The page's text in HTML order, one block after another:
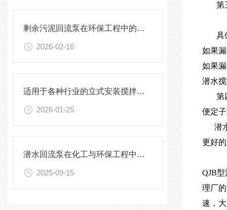
剩余污泥回流泵在环保工程中的应用前景
2026-02-16
适用于各种行业的立式安装搅拌机选型指南
2026-01-25
潜水回流泵在化工与环保工程中的关键作用
2025-09-15
第三
具体
如果
如果
潜水
第四
便定
潜水
更好
QJB
理厂
速，